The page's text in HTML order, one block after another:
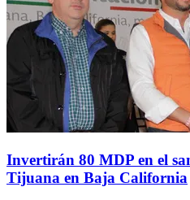
Invertirán 80 MDP en el
Tijuana en Baja California